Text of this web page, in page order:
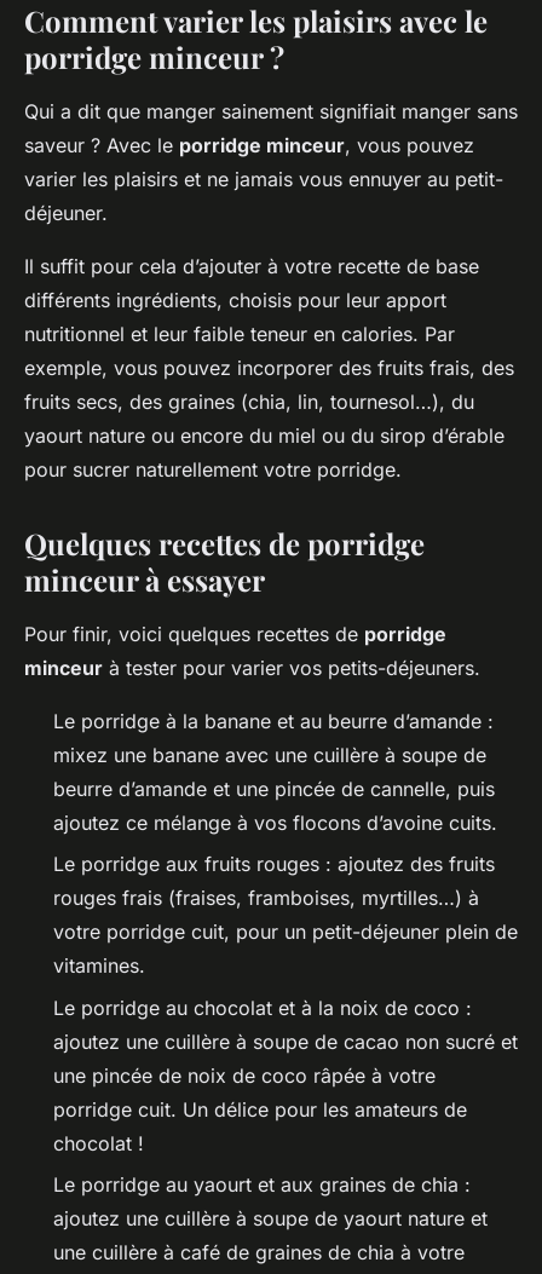
Comment varier les plaisirs avec le
porridge minceur ?
Qui a dit que manger sainement signifiait manger sans
saveur ? Avec le porridge minceur, vous pouvez
varier les plaisirs et ne jamais vous ennuyer au petit-
déjeuner.
Il suffit pour cela d’ajouter à votre recette de base
différents ingrédients, choisis pour leur apport
nutritionnel et leur faible teneur en calories. Par
exemple, vous pouvez incorporer des fruits frais, des
fruits secs, des graines (chia, lin, tournesol…), du
yaourt nature ou encore du miel ou du sirop d’érable
pour sucrer naturellement votre porridge.
Quelques recettes de porridge
minceur à essayer
Pour finir, voici quelques recettes de porridge
minceur à tester pour varier vos petits-déjeuners.
Le porridge à la banane et au beurre d’amande :
mixez une banane avec une cuillère à soupe de
beurre d’amande et une pincée de cannelle, puis
ajoutez ce mélange à vos flocons d’avoine cuits.
Le porridge aux fruits rouges : ajoutez des fruits
rouges frais (fraises, framboises, myrtilles…) à
votre porridge cuit, pour un petit-déjeuner plein de
vitamines.
Le porridge au chocolat et à la noix de coco :
ajoutez une cuillère à soupe de cacao non sucré et
une pincée de noix de coco râpée à votre
porridge cuit. Un délice pour les amateurs de
chocolat !
Le porridge au yaourt et aux graines de chia :
ajoutez une cuillère à soupe de yaourt nature et
une cuillère à café de graines de chia à votre